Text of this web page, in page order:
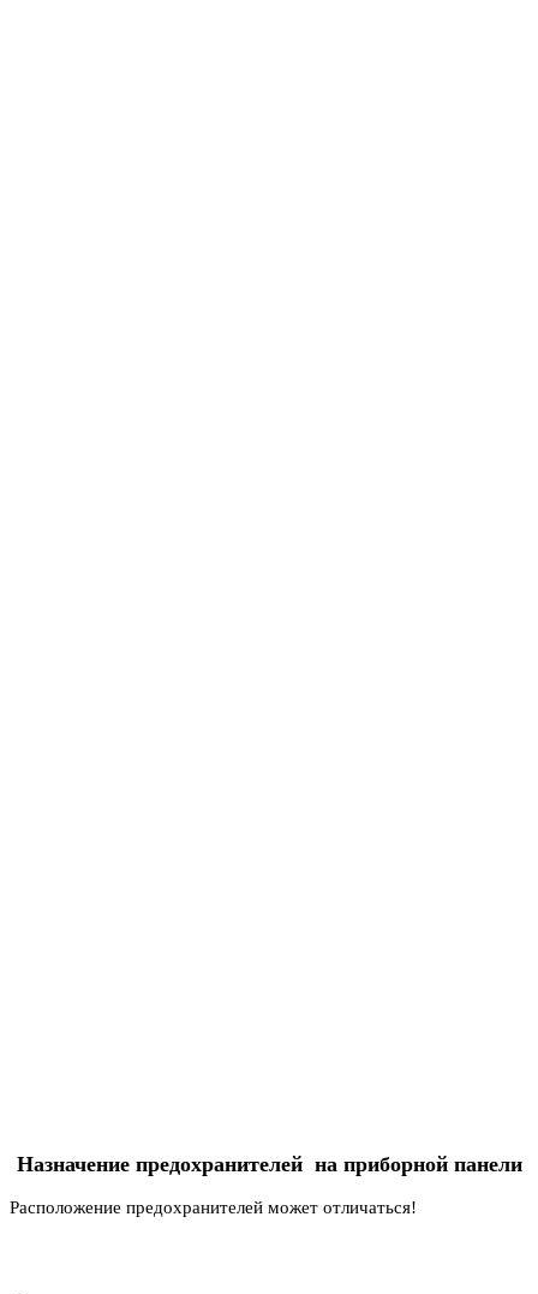
Назначение предохранителей на приборной панели
Расположение предохранителей может отличаться!